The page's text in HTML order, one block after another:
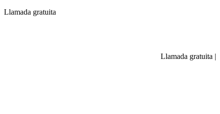
Llamada gratuita
Llamada gratuita |